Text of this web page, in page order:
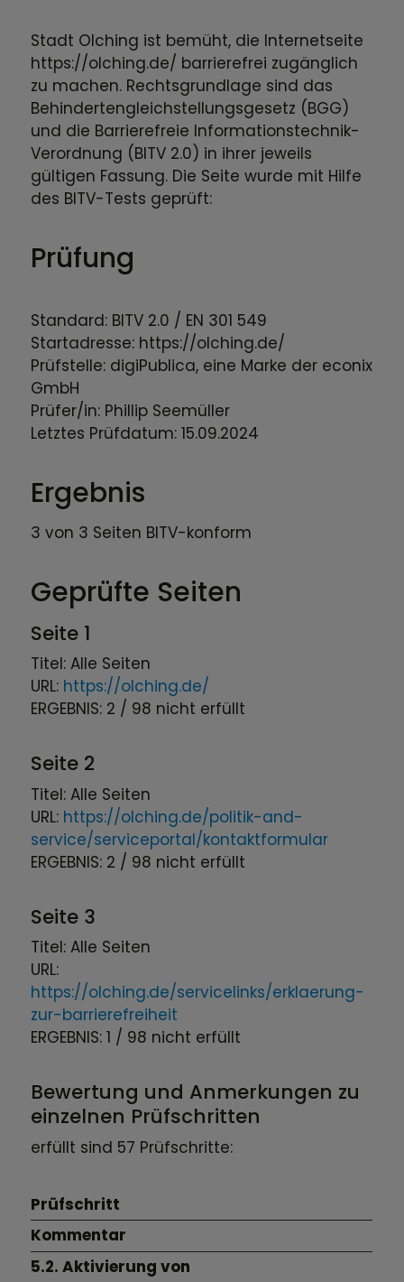
Stadt Olching ist bemüht, die Internetseite
https://olching.de/ barrierefrei zugänglich
zu machen. Rechtsgrundlage sind das
Behindertengleichstellungsgesetz (BGG)
und die Barrierefreie Informationstechnik-
Verordnung (BITV 2.0) in ihrer jeweils
gültigen Fassung. Die Seite wurde mit Hilfe
des BITV-Tests geprüft:
Prüfung
Standard: BITV 2.0 / EN 301 549
Startadresse: https://olching.de/
Prüfstelle: digiPublica, eine Marke der econix
GmbH
Prüfer/in: Phillip Seemüller
Letztes Prüfdatum: 15.09.2024
Ergebnis
3 von 3 Seiten BITV-konform
Geprüfte Seiten
Seite 1
Titel: Alle Seiten
URL: https://olching.de/
ERGEBNIS: 2 / 98 nicht erfüllt
Seite 2
Titel: Alle Seiten
URL: https://olching.de/politik-and-
service/serviceportal/kontaktformular
ERGEBNIS: 2 / 98 nicht erfüllt
Seite 3
Titel: Alle Seiten
URL:
https://olching.de/servicelinks/erklaerung-
zur-barrierefreiheit
ERGEBNIS: 1 / 98 nicht erfüllt
Bewertung und Anmerkungen zu
einzelnen Prüfschritten
erfüllt sind 57 Prüfschritte:
Prüfschritt
Kommentar
5.2. Aktivierung von